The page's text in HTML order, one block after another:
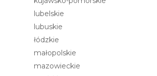
lubelskie
lubuskie
łódzkie
małopolskie
mazowieckie